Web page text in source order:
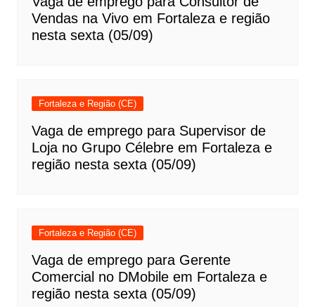
Vendas na Vivo em Fortaleza e região
nesta sexta (05/09)
Fortaleza e Região (CE)
Vaga de emprego para Supervisor de
Loja no Grupo Célebre em Fortaleza e
região nesta sexta (05/09)
Fortaleza e Região (CE)
Vaga de emprego para Gerente
Comercial no DMobile em Fortaleza e
região nesta sexta (05/09)